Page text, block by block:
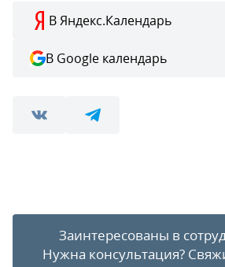
В Яндекс.Календарь
В Google календарь
Заинтересованы в
Нужна консультация?